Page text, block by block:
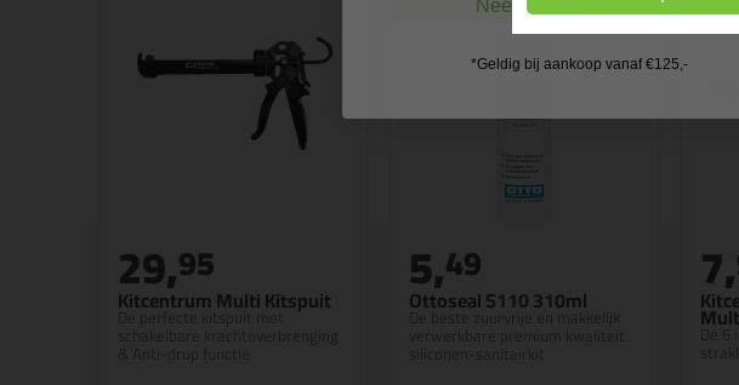
Kitcentrum Multi Kitspuit
De perfecte kitspuit met
29,95
Ottoseal S110 310ml
De beste zuurvrije en makkelijk
5,49
Dé 6
7,
Nee, ik wil geen cadeau
*Geldig bij aankoop vanaf €125,-